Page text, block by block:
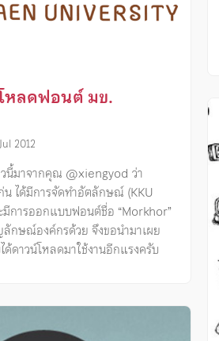
หลดฟอนต์ มข.
2012
นี้มาจากคุณ @xiengyod ว่า
ได้มีการจัดทำอัตลักษณ์ (KKU
การออกแบบฟอนต์ชื่อ “Morkhor”
กษณ์องค์กรด้วย จึงขอนำมาเผย
ดาวน์โหลดมาใช้งานอีกแรงครับ